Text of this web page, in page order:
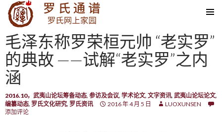
SKIP TO CONTENT
毛泽东称罗荣桓元帅 “老实罗”
的典故 ——试解“老实罗”之内
涵
2016.10，武夷山论坛筹备动态, 参访及会议, 学术论文, 文字资讯, 武夷山论坛论文,
编纂动态, 罗氏文化研究, 罗氏资讯 2016 年 4 月 5 日
LUOXUNSEN
添加评论